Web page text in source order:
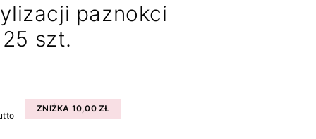
paznokci
szt.
ZNIŻKA 10,00 ZŁ